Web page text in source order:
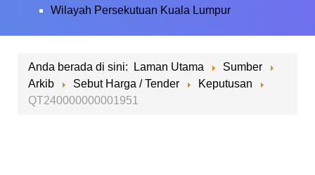
Wilayah Persekutuan Kuala Lumpur
Anda berada di sini: Laman Utama
Sumber
Arkib
Sebut Harga / Tender
Keputusan
QT240000000001951